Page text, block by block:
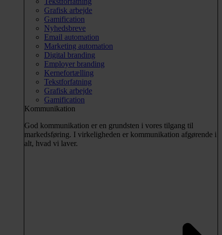
Grafisk arbejde
Gamification
Nyhedsbreve
Email automation
Marketing automation
Digital branding
Employer branding
Kernefortælling
Tekstforfatning
Grafisk arbejde
Gamification
Kommunikation
God kommunikation er en grundsten i vores tilgang til
markedsføring. I virkeligheden er kommunikation afgørende i
alt, hvad vi laver.